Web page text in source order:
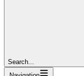
Search...